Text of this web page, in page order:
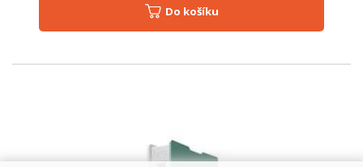
Do košíku